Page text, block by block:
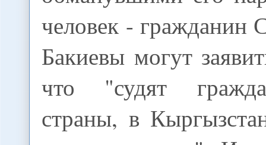
человек -
Бакиевы могут
что "судят
страны, в